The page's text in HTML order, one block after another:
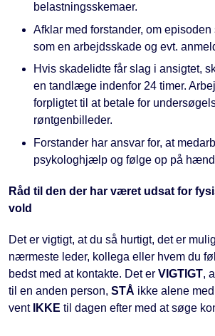
belastningsskemaer.
Afklar med forstander, om
som en arbejdsskade og evt.
Hvis skadelidte får slag i ansigtet,
en tandlæge indenfor 24 timer.
forpligtet til at betale for
røntgenbilleder.
Forstander har ansvar for, at
psykologhjælp og følge op på
Råd til den der har været udsat for
vold
Det er vigtigt, at du så hurtigt, det er
nærmeste leder, kollega eller hvem du
bedst med at kontakte. Det er VIGTIGT,
til en anden person, STÅ ikke alene
vent IKKE til dagen efter med at søge